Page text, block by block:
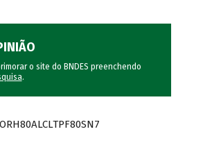
o site do BNDES preenchendo
.